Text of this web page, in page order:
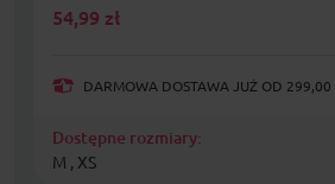
54,99 zł
DARMOWA DOSTAWA JUŻ OD 299,00
Dostępne rozmiary:
M , XS